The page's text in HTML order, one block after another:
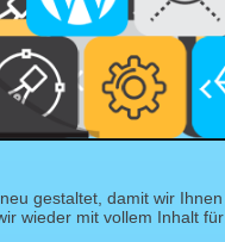
gestaltet, damit wir Ihnen
wieder mit vollem Inhalt für